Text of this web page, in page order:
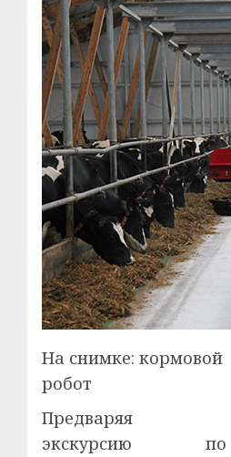
На снимке: кормовой
робот
Предваряя
экскурсию по